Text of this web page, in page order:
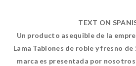
TEXT ON
Un producto asequible de la
Lama Tablones de roble y fresno de
marca es presentada por nosotros